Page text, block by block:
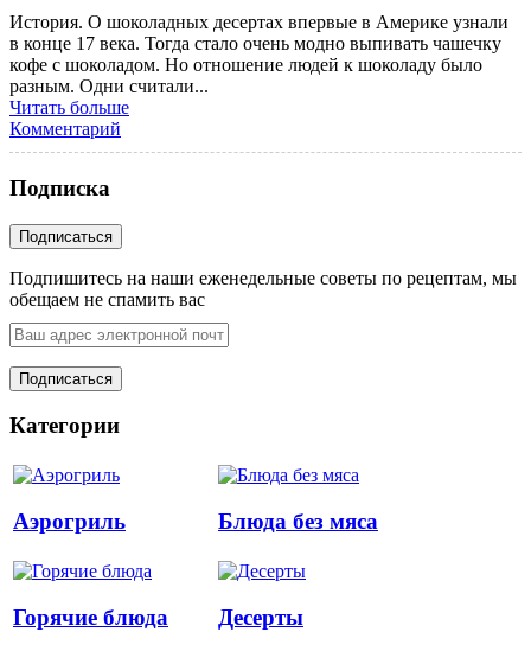
История. О шоколадных десертах впервые в Америке узнали
в конце 17 века. Тогда стало очень модно выпивать чашечку
кофе с шоколадом. Но отношение людей к шоколаду было
разным. Одни считали...
Читать больше
Комментарий
Подписка
Подпишитесь на наши еженедельные советы по рецептам, мы
обещаем не спамить вас
Категории
Аэрогриль Блюда без мяса
Горячие блюда Десерты